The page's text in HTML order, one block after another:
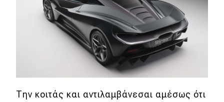
Motorsport
Νέα
Τεχνολογία
Την κοιτάς και αντιλαμβάνεσαι αμέσως ότι